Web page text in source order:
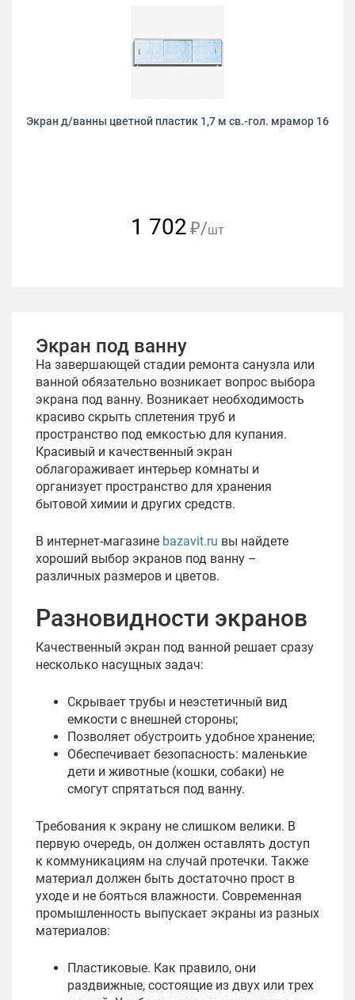
Экран д/ванны цветной пластик 1,7 м св.-гол. мрамор 16
1 702 ₽/шт
Экран под ванну
На завершающей стадии ремонта санузла или
ванной обязательно возникает вопрос выбора
экрана под ванну. Возникает необходимость
красиво скрыть сплетения труб и
пространство под емкостью для купания.
Красивый и качественный экран
облагораживает интерьер комнаты и
организует пространство для хранения
бытовой химии и других средств.
В интернет-магазине bazavit.ru вы найдете
хороший выбор экранов под ванну –
различных размеров и цветов.
Разновидности экранов
Качественный экран под ванной решает сразу
несколько насущных задач:
Скрывает трубы и неэстетичный вид
емкости с внешней стороны;
Позволяет обустроить удобное хранение;
Обеспечивает безопасность: маленькие
дети и животные (кошки, собаки) не
смогут спрятаться под ванну.
Требования к экрану не слишком велики. В
первую очередь, он должен оставлять доступ
к коммуникациям на случай протечки. Также
материал должен быть достаточно прост в
уходе и не бояться влажности. Современная
промышленность выпускает экраны из разных
материалов:
Пластиковые. Как правило, они
раздвижные, состоящие из двух или трех